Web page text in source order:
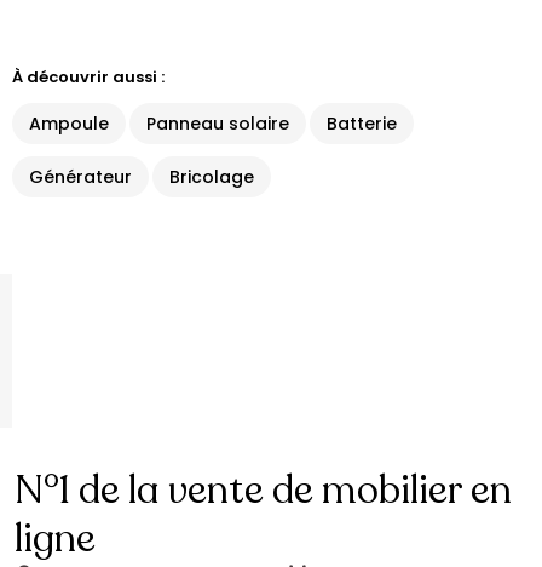
À découvrir aussi :
Ampoule Panneau solaire Batterie
Générateur Bricolage
N°1 de la vente de mobilier en
ligne